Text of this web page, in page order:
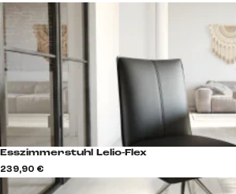
Esszimmerstuhl Lelio-Flex
239,90 €